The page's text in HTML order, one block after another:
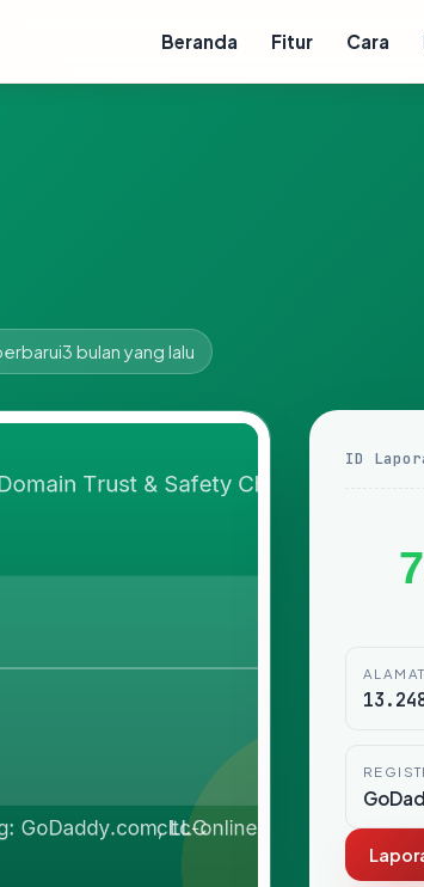
Beranda Fitur Cara
3 bulan yang lalu
ID